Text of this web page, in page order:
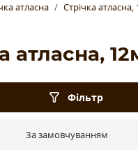
атласна Стрічка
атласна,
Фільтр
За замовчуванням